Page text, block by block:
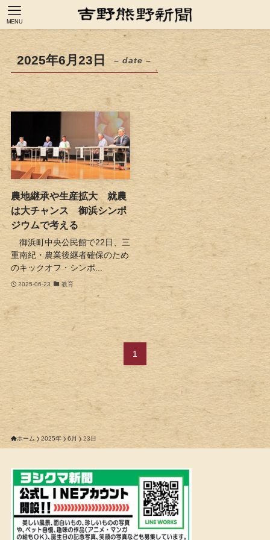
MENU
2025年6月23日 – date –
農地継承や生産拡大 就農
は大チャンス 御浜シンポ
ジウムで考える
御浜町中央公民館で22日、三
重南紀・農業後継者確保のため
のキックオフ・シンポ...
2025-06-23 教育
1
ホーム 2025年 6月 23日